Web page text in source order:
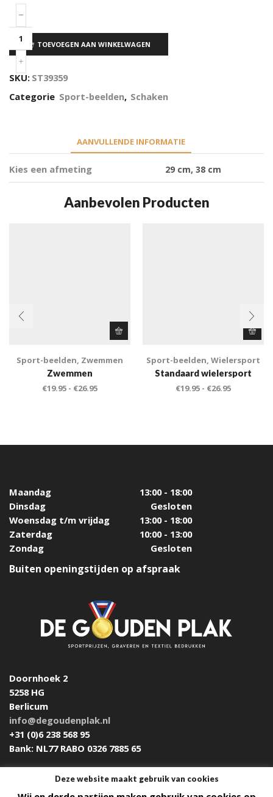
TOEVOEGEN AAN WINKELWAGEN
SKU: ST39359
Categorie Sport-beelden, Schaken
AANVULLENDE INFORMATIE
Kies een afmeting 29 cm, 38 cm
Aanbevolen Producten
Sport-beelden, Zwemmen
Zwemmen
€19.95 - €26.95
Sport-beelden, Wielersport
Standaard wielersport
€19.95 - €26.95
Maandag
13:00 - 18:00
Dinsdag
Gesloten
Woensdag t/m vrijdag
13:00 - 18:00
Zaterdag
10:00 - 13:00
Zondag
Gesloten
Buiten openingstijden op afspraak
Doornhoek 2
5258 HG
Berlicum
info@degoudenplak.nl
+31 (0)6 238 568 95
Bank: NL77 RABO 0326 7885 65
Deze website maakt gebruik van cookies